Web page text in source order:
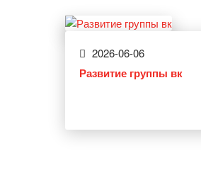
2026-06-06
Развитие группы вк